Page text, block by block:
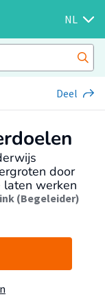
NL
Deel
door
werken
(Begeleider)